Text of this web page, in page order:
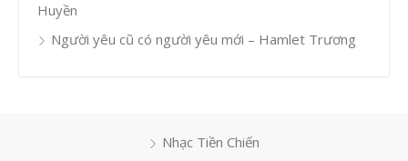
Huyền
Người yêu cũ có người yêu mới – Hamlet Trương
Nhạc Tiền Chiến